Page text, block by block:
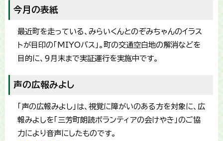
今月の表紙
最近町を走っている、みらいくんとのぞみちゃんのイラス
トが目印の「MIYOバス」。町の交通空白地の解消などを
目的に、9月末まで実証運行を実施中です。
声の広報みよし
「声の広報みよし」は、視覚に障がいのある方を対象に、広
報みよしを「三芳町朗読ボランティアの会けやき」のご協
力により音声にしたものです。